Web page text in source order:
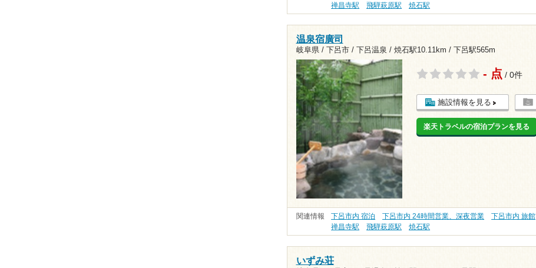
禅昌寺駅
飛騨萩原駅 焼石駅
温泉宿廣司
岐阜県 / 下呂市 / 下呂温泉 / 焼石駅10.11km / 下呂駅565m
- 点 / 0件
施設情報を見る
楽天トラベルの宿泊プランを見る
関連情報 下呂市内 宿泊 下呂市内 24時間営業、深夜営業 下呂市内 旅館
禅昌寺駅
飛騨萩原駅 焼石駅
いずみ荘